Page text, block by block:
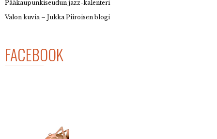
Pääkaupunkiseudun jazz-kalenteri
Valon kuvia – Jukka Piiroisen blogi
FACEBOOK